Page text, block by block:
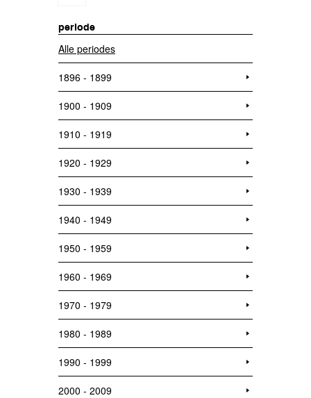
periode
Alle periodes
1896 - 1899
1900 - 1909
1910 - 1919
1920 - 1929
1930 - 1939
1940 - 1949
1950 - 1959
1960 - 1969
1970 - 1979
1980 - 1989
1990 - 1999
2000 - 2009